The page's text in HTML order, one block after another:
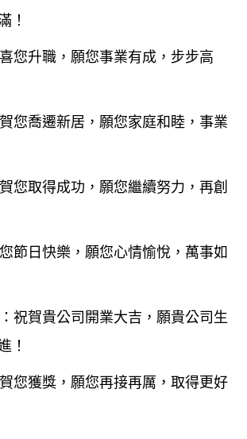
！
您升職，願您事業有成，步步高
您喬遷新居，願您家庭和睦，事業
您取得成功，願您繼續努力，再創
節日快樂，願您心情愉悅，萬事如
祝賀貴公司開業大吉，願貴公司生
！
您獲獎，願您再接再厲，取得更好